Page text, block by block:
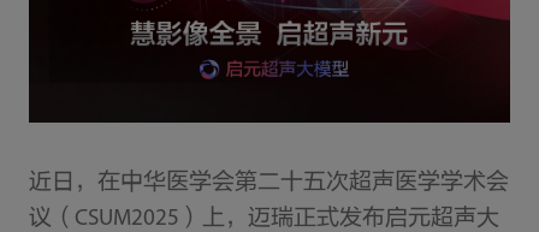
近日，在中华医学会第二十五次超声医学学术会
议（CSUM2025）上，迈瑞正式发布启元超声大